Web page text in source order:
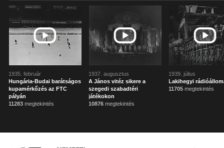
1935. február
Hungária-Budai barátságos
kupamérkőzés az FTC
pályán
11283 megtekintés
1937. augusztus
A János vitéz sikere a
szegedi szabadtéri
játékokon
10876 megtekintés
1939. július
Lakihegyi
11705 megtekintés